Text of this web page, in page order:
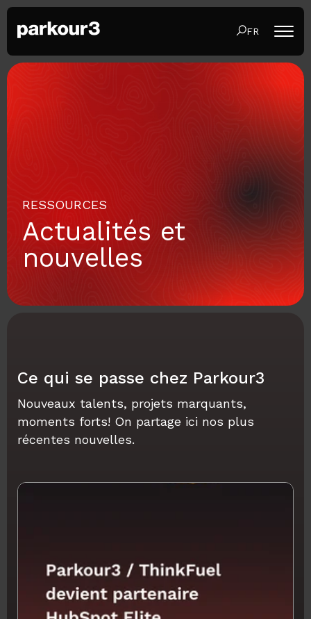
FR
RESSOURCES
Actualités et
nouvelles
Ce qui se passe chez Parkour3
Nouveaux talents, projets marquants,
moments forts! On partage ici nos plus
récentes nouvelles.